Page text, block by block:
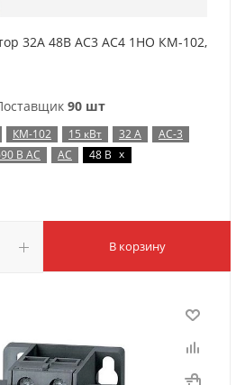
32А 48В АС3 АС4 1НО КМ-102,
90 шт
КМ-102 15 кВт 32 А
AC-3
В AC AC 48 В x
В корзину